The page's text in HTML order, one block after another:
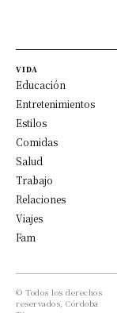
VIDA
Educación
Entretenimientos
Estilos
Comidas
Salud
Trabajo
Relaciones
Viajes
Fam
© Todos los derechos
reservados, Córdoba